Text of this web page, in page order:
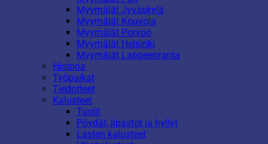
Myymälät Jyväskylä
Myymälät Kouvola
Myymälät Porvoo
Myymälät Helsinki
Myymälät Lappeenranta
Historia
Työpaikat
Tiedotteet
Kalusteet
Tuolit
Pöydät, lipastot ja hyllyt
Lasten kalusteet